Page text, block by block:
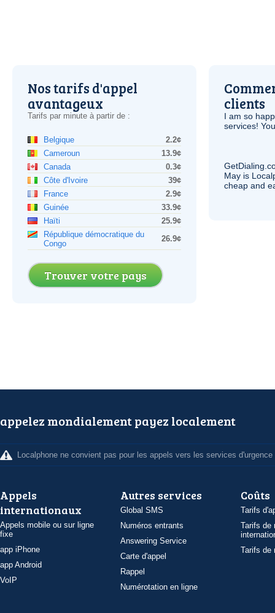
Nos tarifs d'appel
avantageux
Tarifs par minute à partir de :
Belgique
2.2¢
Cameroun
13.9¢
Canada
0.3¢
Côte d'Ivoire
39¢
France
2.9¢
Guinée
33.9¢
Haïti
25.9¢
République démocratique du
Congo
26.9¢
Trouver votre pays
clients
I am so
services!
May is
cheap and
appelez mondialement payez localement
Localphone ne convient pas pour les appels vers les services d'urgence
Appels
internationaux
Appels mobile ou sur ligne
fixe
app iPhone
app Android
VoIP
Autres services
Global SMS
Numéros entrants
Answering Service
Carte d'appel
Rappel
Numérotation en ligne
Coûts
Tarifs
Tarifs de
Tarifs de